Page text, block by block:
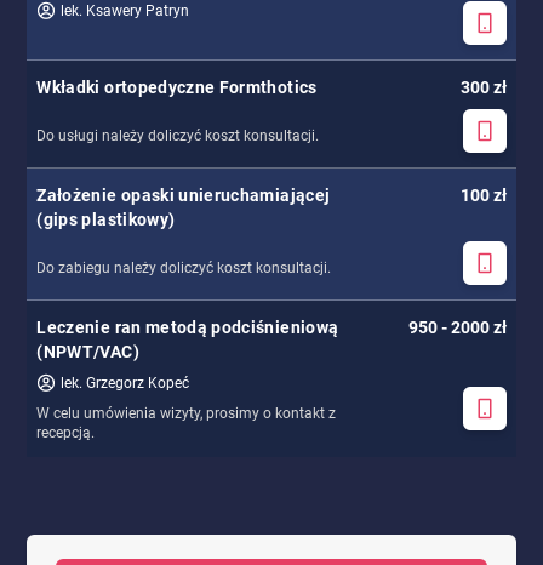
lek. Ksawery Patryn
Wkładki ortopedyczne Formthotics
Do usługi należy doliczyć koszt konsultacji.
300 zł
Założenie opaski unieruchamiającej
(gips plastikowy)
Do zabiegu należy doliczyć koszt konsultacji.
100 zł
Leczenie ran metodą podciśnieniową
(NPWT/VAC)
W celu umówienia wizyty, prosimy o kontakt z
recepcją.
950 - 2000 zł
lek. Grzegorz Kopeć